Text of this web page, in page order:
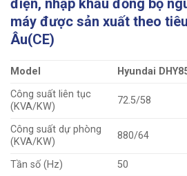
máy được sản xuất theo
Âu(CE)
Model
Hyundai
Công suất liên tục
(KVA/KW)
72.5/58
Công suất dự phòng
(KVA/KW)
880/64
Tần số (Hz)
50